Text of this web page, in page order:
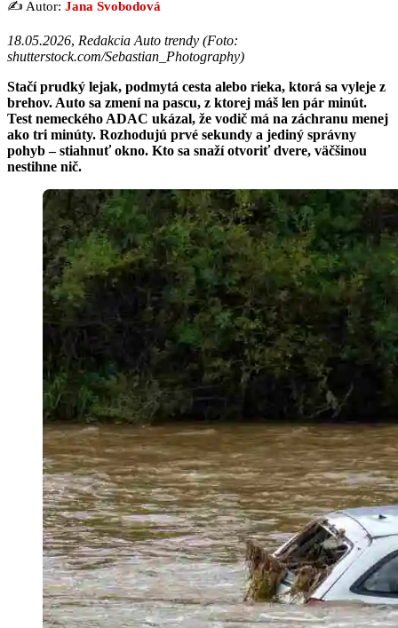
✍️ Autor: Jana Svobodová
18.05.2026, Redakcia Auto trendy (Foto:
shutterstock.com/Sebastian_Photography)
Stačí prudký lejak, podmytá cesta alebo rieka, ktorá sa vyleje z
brehov. Auto sa zmení na pascu, z ktorej máš len pár minút.
Test nemeckého ADAC ukázal, že vodič má na záchranu menej
ako tri minúty. Rozhodujú prvé sekundy a jediný správny
pohyb – stiahnuť okno. Kto sa snaží otvoriť dvere, väčšinou
nestihne nič.